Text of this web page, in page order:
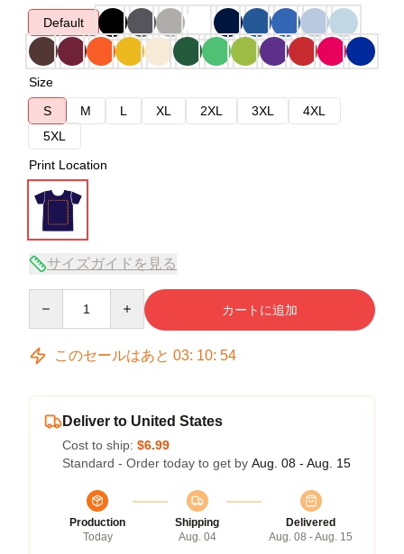
Default
Size
S
M L XL 2XL 3XL
4XL
5XL
Print Location
サイズガイドを見る
カートに追加
このセールはあと 03: 10: 53
Deliver to United States
Cost to ship: $6.99
Standard - Order today to get by Aug. 08 - Aug. 15
Production
Today
Shipping
Aug. 04
Delivered
Aug. 08 - Aug. 15